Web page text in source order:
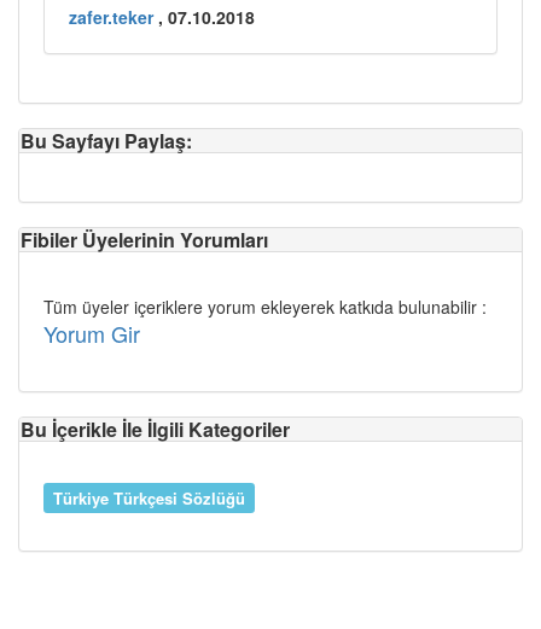
zafer.teker, 07.10.2018
Bu Sayfayı Paylaş:
Fibiler Üyelerinin Yorumları
Tüm üyeler içeriklere yorum ekleyerek katkıda bulunabilir :
Yorum Gir
Bu İçerikle İle İlgili Kategoriler
Türkiye Türkçesi Sözlüğü